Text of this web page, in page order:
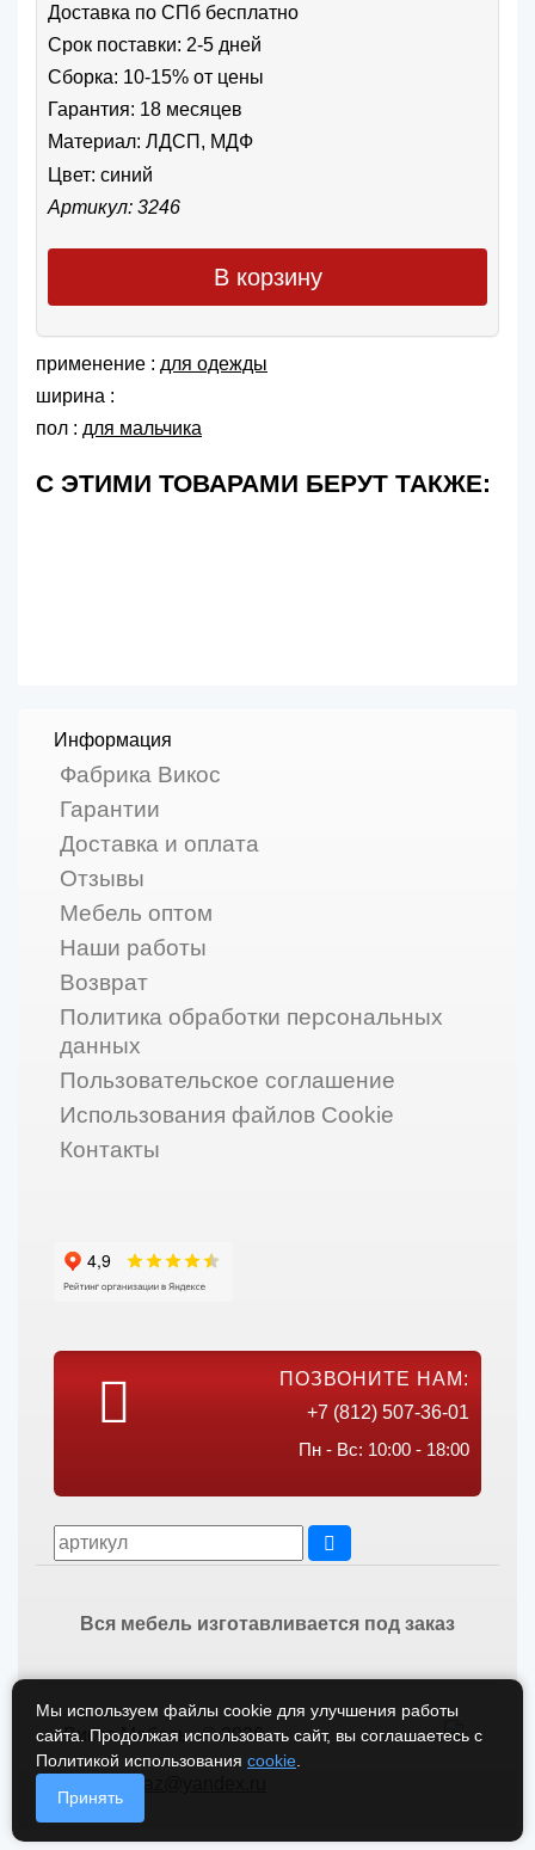
Доставка по СПб бесплатно
Срок поставки: 2-5 дней
Сборка: 10-15% от цены
Гарантия: 18 месяцев
Материал: ЛДСП, МДФ
Цвет: синий
Артикул: 3246
В корзину
применение : для одежды
ширина :
пол : для мальчика
С ЭТИМИ ТОВАРАМИ БЕРУТ ТАКЖЕ:
Информация
Фабрика Викос
Гарантии
Доставка и оплата
Отзывы
Мебель оптом
Наши работы
Возврат
Политика обработки персональных
данных
Пользовательское соглашение
Использования файлов Cookie
Контакты
ПОЗВОНИТЕ НАМ:
+7 (812) 507-36-01
Пн - Вс: 10:00 - 18:00
Вся мебель изготавливается под заказ
Викос Мебель © 2026
vikos-zakaz@yandex.ru
Мы используем файлы cookie для улучшения работы
сайта. Продолжая использовать сайт, вы соглашаетесь с
Политикой использования cookie
Принять